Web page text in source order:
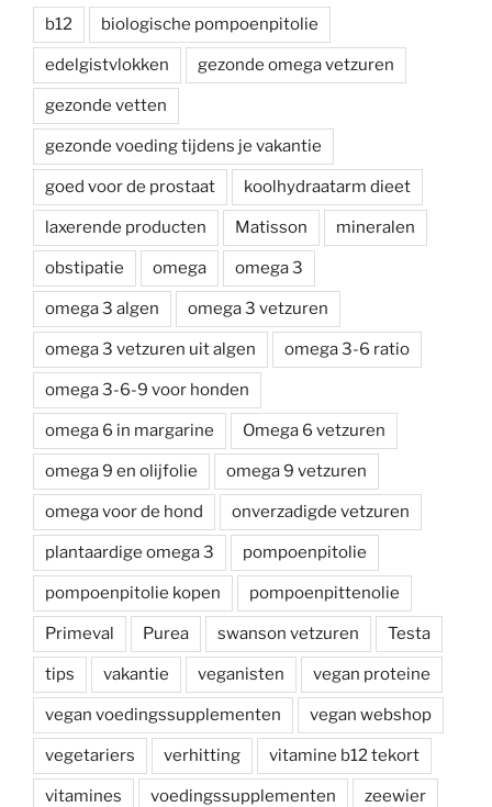
b12 biologische pompoenpitolie
edelgistvlokken gezonde omega vetzuren
gezonde vetten
gezonde voeding tijdens je vakantie
goed voor de prostaat koolhydraatarm dieet
laxerende producten Matisson mineralen
obstipatie omega omega 3
omega 3 algen omega 3 vetzuren
omega 3 vetzuren uit algen omega 3-6 ratio
omega 3-6-9 voor honden
omega 6 in margarine Omega 6 vetzuren
omega 9 en olijfolie omega 9 vetzuren
omega voor de hond onverzadigde vetzuren
plantaardige omega 3 pompoenpitolie
pompoenpitolie kopen pompoenpittenolie
Primeval Purea swanson vetzuren Testa
tips vakantie veganisten vegan proteine
vegan voedingssupplementen vegan webshop
vegetariers verhitting vitamine b12 tekort
vitamines voedingssupplementen zeewier